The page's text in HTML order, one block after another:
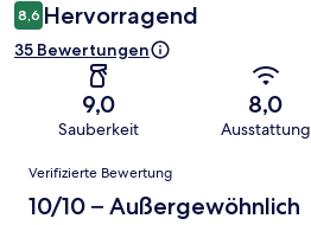
8,6 Hervorragend
35 Bewertungen
9,0
Sauberkeit
8,0
Ausstattung
Bewertungen
Verifizierte Bewertung
10/10 – Außergewöhnlich